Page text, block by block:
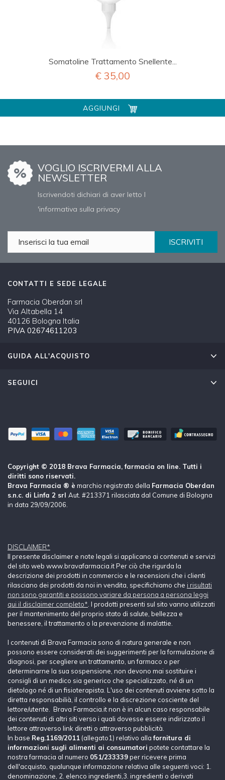
Somatoline Trattamento Snellente...
€ 35,00
AGGIUNGI
VOGLIO ISCRIVERMI ALLA
NEWSLETTER
Iscrivendoti dichiari di aver letto l
'informativa sulla privacy
ISCRIVITI
CONTATTI E SEDE LEGALE
Farmacia Oberdan srl
Via Altabella 14
40126 Bologna Italia
PIVA 02674611203
GUIDA ALL'ACQUISTO
SEGUICI
Copyright © 2018 Brava Farmacia, farmacia on line. Tutti i
diritti sono riservati.
Brava Farmacia ® è marchio registrato della Farmacia Oberdan
s.n.c. di Linfa 2 srl Aut. #213371 rilasciata dal Comune di Bologna
in data 29/09/2006.
DISCLAIMER*
Il presente disclaimer e note legali si applicano ai contenuti e servizi
del sito web www.bravafarmacia.it Per ciò che rigurda la
descrizione dei prodotti in commercio e le recensioni che i clienti
rilasciano dei prodotti da noi in vendita, specifichiamo che i risultati
non sono garantiti e possono variare da persona a persona leggi
qui il disclaimer completo* . I prodotti presenti sul sito vanno utilizzati
per il mantenimento del proprio stato di salute, bellezza e
benessere, il trattamento o la prevenzione di malattie.
I contenuti di Brava Farmacia sono di natura generale e non
possono essere considerati dei suggerimenti per la formulazione di
diagnosi, per scegliere un trattamento, un farmaco o per
determinarne la sua sospensione, non devono mai sostituire i
consigli di un medico sia generico che specializzato, né di un
dietologo né di un fisioterapista. L'uso dei contenuti avviene sotto la
diretta responsabilià, il controllo e la discrezione cosciente del
lettore/utente. Brava Farmacia.it non è in alcun caso responsabile
dei contenuti di altri siti verso i quali dovesse essere indirizzato il
lettore attraverso link diretti o attraverso pubblicità.
In base Reg.1169/2011 (allegato1) relativo allafornitura di
informazioni sugli alimenti ai consumatori potete contattare la
nostra farmacia al numero 051/233339per ricevere prima
dell'acquisto, qualunque informazione relativa alle seguenti voci: 1.
denominazione, 2. elenco ingredienti,3. ingredienti o derivati